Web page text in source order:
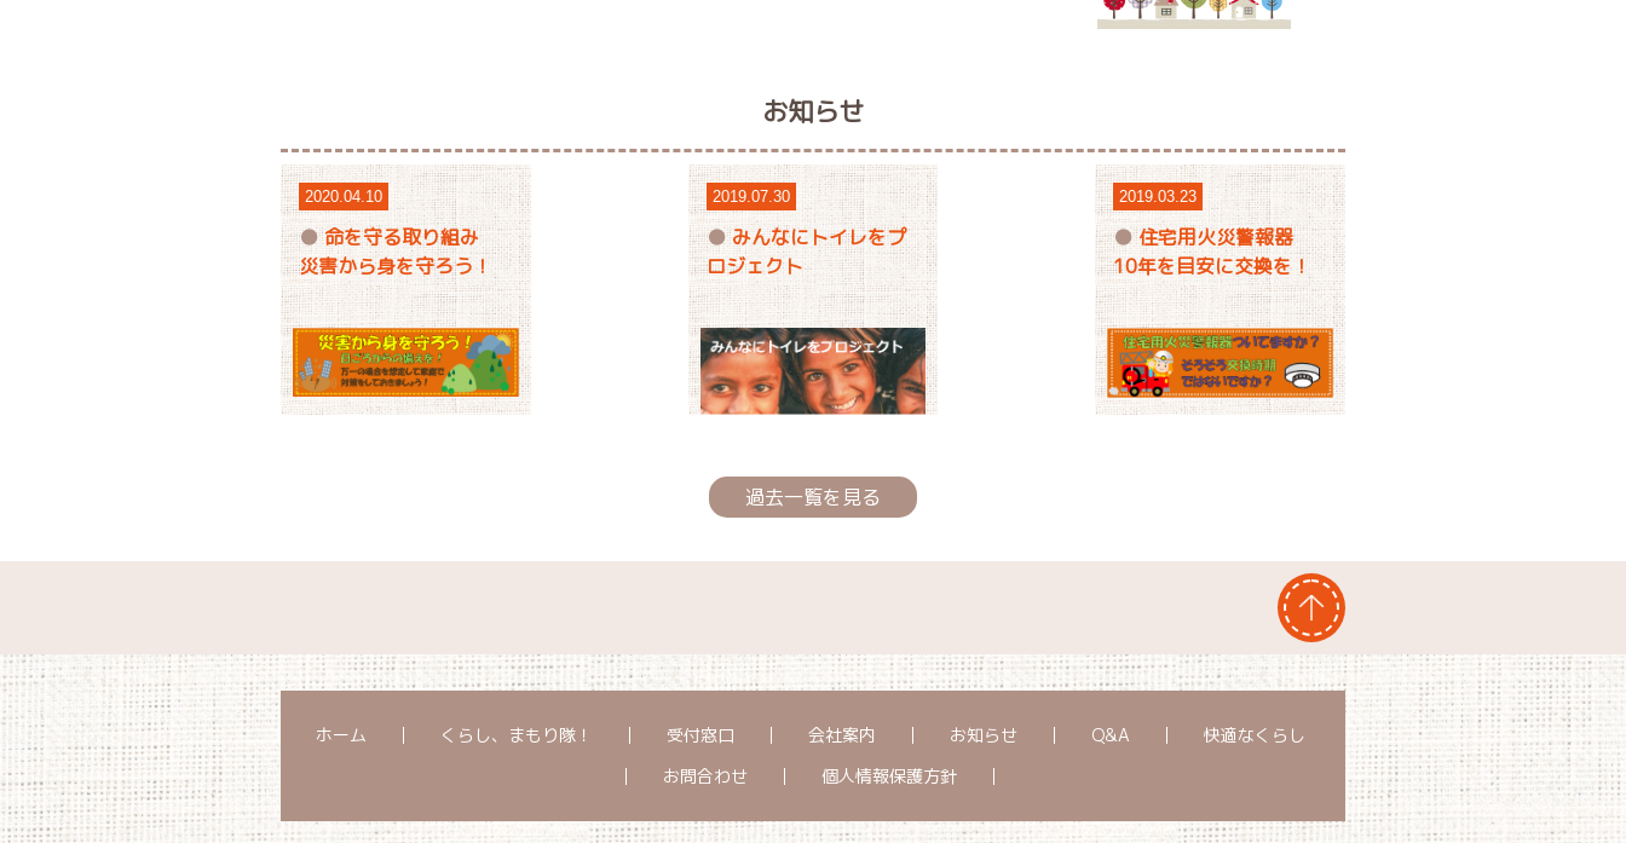
お知らせ
2020.04.10
命を守る取り組み
災害から身を守ろう！
2019.07.30
みんなにトイレをプ
ロジェクト
2019.03.23
住宅用火災警報器
10年を目安に交換を！
過去一覧を見る
ホーム くらし、まもり隊！ 受付窓口 会社案内 お知らせ Q&A
快適なくらし
お問合わせ
個人情報保護方針